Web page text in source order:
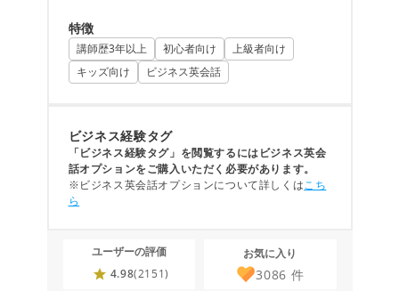
特徴
講師歴3年以上 初心者向け
上級者向け
キッズ向け
ビジネス英会話
ビジネス経験タグ
「ビジネス経験タグ」を閲覧するにはビジネス英会
話オプションをご購入いただく必要があります。
※ビジネス英会話オプションについて詳しくはこち
ら
ユーザーの評価
4.98(2151)
お気に入り
3086 件